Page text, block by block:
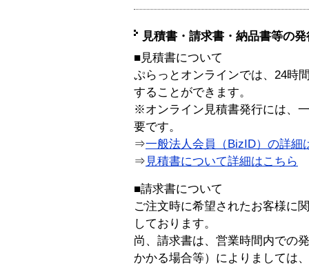
見積書・請求書・納品書等の
■見積書について
ぷらっとオンラインでは、24時
することができます。
※オンライン見積書発行には、
要です。
⇒一般法人会員（BizID）の詳細
⇒ 見積書について詳細はこちら
■請求書について
ご注文時に希望されたお客様に
しております。
尚、請求書は、営業時間内での
かかる場合等）によりましては